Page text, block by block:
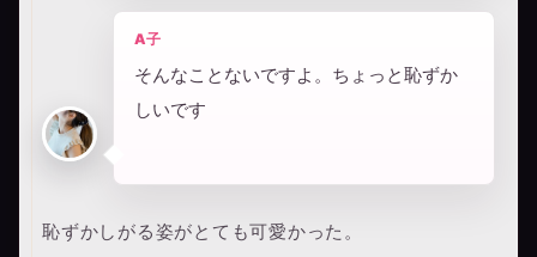
A子
そんなことないですよ。ちょっと恥ずか
しいです
恥ずかしがる姿がとても可愛かった。